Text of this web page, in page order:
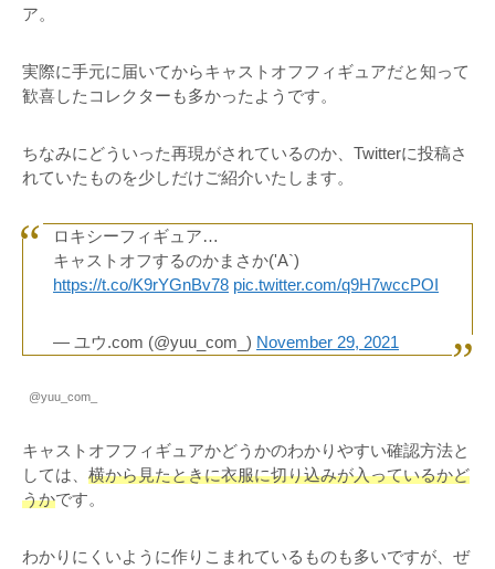
ア。
実際に手元に届いてからキャストオフフィギュアだと知って
歓喜したコレクターも多かったようです。
ちなみにどういった再現がされているのか、Twitterに投稿さ
れていたものを少しだけご紹介いたします。
ロキシーフィギュア…
キャストオフするのかまさか('A`)
https://t.co/K9rYGnBv78 pic.twitter.com/q9H7wccPOI
— ユウ.com (@yuu_com_) November 29, 2021
@yuu_com_
キャストオフフィギュアかどうかのわかりやすい確認方法と
しては、 横から見たときに衣服に切り込みが入っているかど
うかです。
わかりにくいように作りこまれているものも多いですが、ぜ